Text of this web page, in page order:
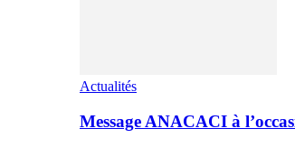
Actualités
Message ANACACI à